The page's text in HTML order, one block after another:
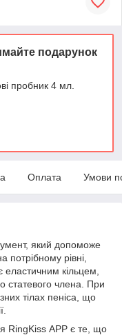
подарунок
пробник 4 мл.
Оплата Умови
який допоможе
потрібному рівні,
еластичним кільцем,
статевого члена. При
тілах пеніса, що
RingKiss АРР є те, що